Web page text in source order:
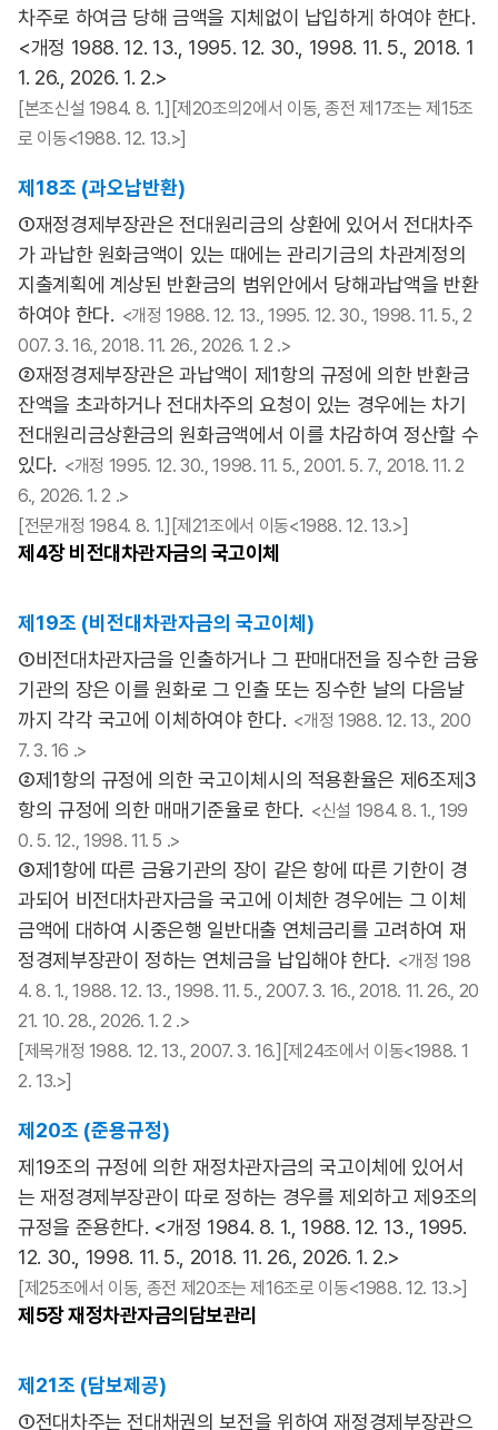
차주로 하여금 당해 금액을 지체없이 납입하게 하여야 한다.
<개정 1988. 12. 13., 1995. 12. 30., 1998. 11. 5., 2018. 1
1. 26., 2026. 1. 2.>
[본조신설 1984. 8. 1.][제20조의2에서 이동, 종전 제17조는 제15조
로 이동<1988. 12. 13.>]
제18조 (과오납반환)
①재정경제부장관은 전대원리금의 상환에 있어서 전대차주
가 과납한 원화금액이 있는 때에는 관리기금의 차관계정의
지출계획에 계상된 반환금의 범위안에서 당해과납액을 반환
하여야 한다. <개정 1988. 12. 13., 1995. 12. 30., 1998. 11. 5., 2
007. 3. 16., 2018. 11. 26., 2026. 1. 2 .>
②재정경제부장관은 과납액이 제1항의 규정에 의한 반환금
잔액을 초과하거나 전대차주의 요청이 있는 경우에는 차기
전대원리금상환금의 원화금액에서 이를 차감하여 정산할 수
있다. <개정 1995. 12. 30., 1998. 11. 5., 2001. 5. 7., 2018. 11. 2
6., 2026. 1. 2 .>
[전문개정 1984. 8. 1.][제21조에서 이동<1988. 12. 13.>]
제4장 비전대차관자금의 국고이체
제19조 (비전대차관자금의 국고이체)
①비전대차관자금을 인출하거나 그 판매대전을 징수한 금융
기관의 장은 이를 원화로 그 인출 또는 징수한 날의 다음날
까지 각각 국고에 이체하여야 한다. <개정 1988. 12. 13., 200
7. 3. 16 .>
②제1항의 규정에 의한 국고이체시의 적용환율은 제6조제3
항의 규정에 의한 매매기준율로 한다. <신설 1984. 8. 1., 199
0. 5. 12., 1998. 11. 5 .>
③제1항에 따른 금융기관의 장이 같은 항에 따른 기한이 경
과되어 비전대차관자금을 국고에 이체한 경우에는 그 이체
금액에 대하여 시중은행 일반대출 연체금리를 고려하여 재
정경제부장관이 정하는 연체금을 납입해야 한다. <개정 198
4. 8. 1., 1988. 12. 13., 1998. 11. 5., 2007. 3. 16., 2018. 11. 26., 20
21. 10. 28., 2026. 1. 2 .>
[제목개정 1988. 12. 13., 2007. 3. 16.][제24조에서 이동<1988. 1
2. 13.>]
제20조 (준용규정)
제19조의 규정에 의한 재정차관자금의 국고이체에 있어서
는 재정경제부장관이 따로 정하는 경우를 제외하고 제9조의
규정을 준용한다. <개정 1984. 8. 1., 1988. 12. 13., 1995.
12. 30., 1998. 11. 5., 2018. 11. 26., 2026. 1. 2.>
[제25조에서 이동, 종전 제20조는 제16조로 이동<1988. 12. 13.>]
제5장재정차관자금의담보관리
제21조 (담보제공)
①전대차주는 전대채권의 보전을 위하여 재정경제부장관으